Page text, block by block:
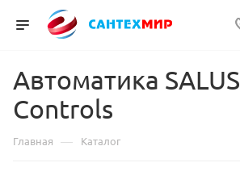
Автоматика SALUS
Controls
Главная — Каталог